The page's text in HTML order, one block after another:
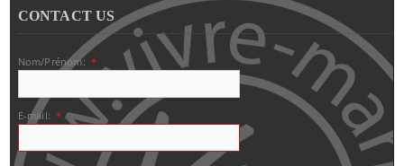
CONTACT US
Nom/Prénom: *
E-mail: *